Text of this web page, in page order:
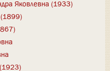
Яковлевна (1933)